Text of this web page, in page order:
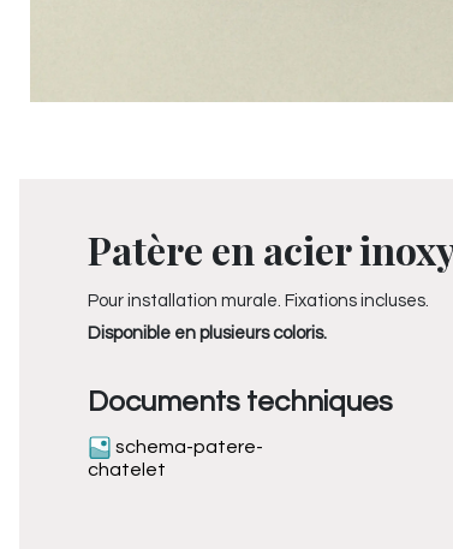
Patère en acier
Pour installation murale. Fixations incluses.
Disponible en plusieurs coloris.
Documents techniques
schema-patere-
chatelet